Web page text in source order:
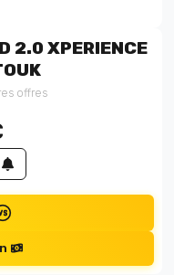
2.0 XPERIENCE
offres